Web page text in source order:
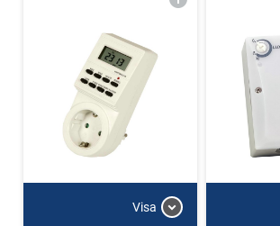
Visa